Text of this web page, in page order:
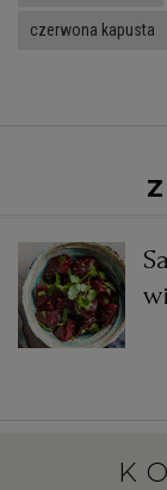
czerwona kapusta